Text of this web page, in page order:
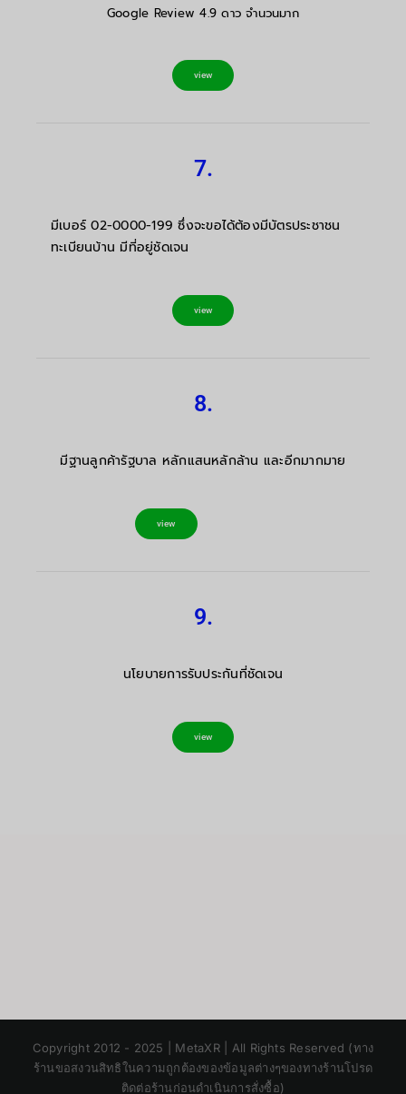
Google Review 4.9 ดาว จำนวนมาก
view
7.
มีเบอร์ 02-0000-199 ซึ่งจะขอได้ต้องมีบัตรประชาชน
ทะเบียนบ้าน มีที่อยู่ชัดเจน
view
8.
มีฐานลูกค้ารัฐบาล หลักแสนหลักล้าน และอีกมากมาย
view
9.
นโยบายการรับประกันที่ชัดเจน
view
Copyright 2012 - 2025 | MetaXR | All Rights Reserved (ทาง
ร้านขอสงวนสิทธิในความถูกต้องของข้อมูลต่างๆของทางร้านโปรด
ติดต่อร้านก่อนดำเนินการสั่งซื้อ)Chinese